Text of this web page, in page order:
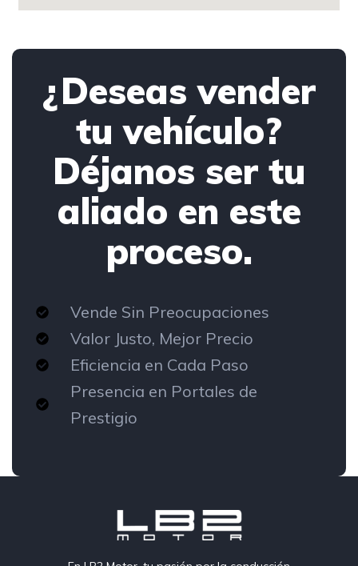
¿Deseas vender
tu vehículo?
Déjanos ser tu
aliado en este
proceso.
Vende Sin Preocupaciones
Valor Justo, Mejor Precio
Eficiencia en Cada Paso
Presencia en Portales de
Prestigio